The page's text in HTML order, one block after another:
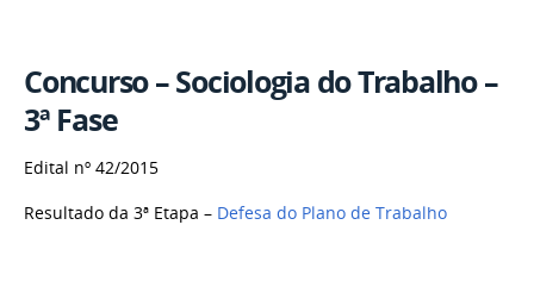
Concurso – Sociologia do Trabalho –
3ª Fase
Edital nº 42/2015
Resultado da 3ª Etapa – Defesa do Plano de Trabalho